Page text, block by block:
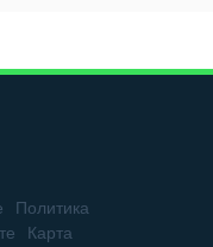
Политика
Карта